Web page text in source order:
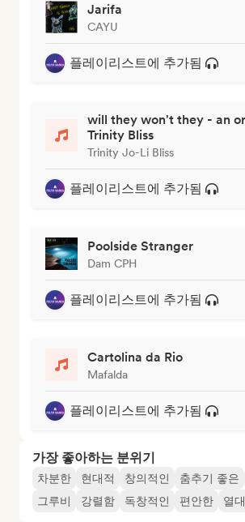
Jarifa
CAYU
플레이리스트에 추가됨
will they won't they - an
Trinity Bliss
Trinity Jo-Li Bliss
플레이리스트에 추가됨
Poolside Stranger
Dam CPH
플레이리스트에 추가됨
Cartolina da Rio
Mafalda
플레이리스트에 추가됨
가장 좋아하는 분위기
차분한 현대적 창의적인 춤추기 좋은
그루비
강렬함 독창적인 편안한 열대